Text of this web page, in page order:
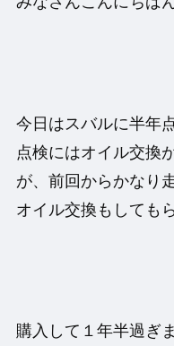
今日はスバルに半年
点検にはオイル交換
が、前回からかなり
オイル交換もしても
購入して１年半過ぎ